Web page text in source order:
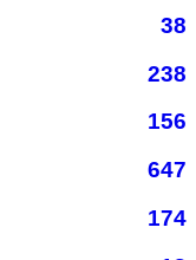
38
238
156
647
174